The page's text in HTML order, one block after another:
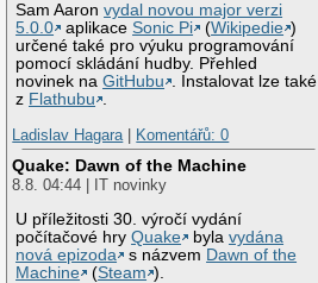
Sam Aaronvydal novou major verzi
5.0.0
aplikaceSonic Pi (Wikipedie )
určené také pro výuku programování
pomocí skládání hudby. Přehled
novinek naGitHubu . Instalovat lze také
z Flathubu .
Ladislav Hagara | Komentářů: 0
Quake: Dawn of the Machine
8.8. 04:44 | IT novinky
U příležitosti 30. výročí vydání
počítačové hryQuake bylavydána
nová epizoda
s názvem Dawn of the
Machine
(Steam ).